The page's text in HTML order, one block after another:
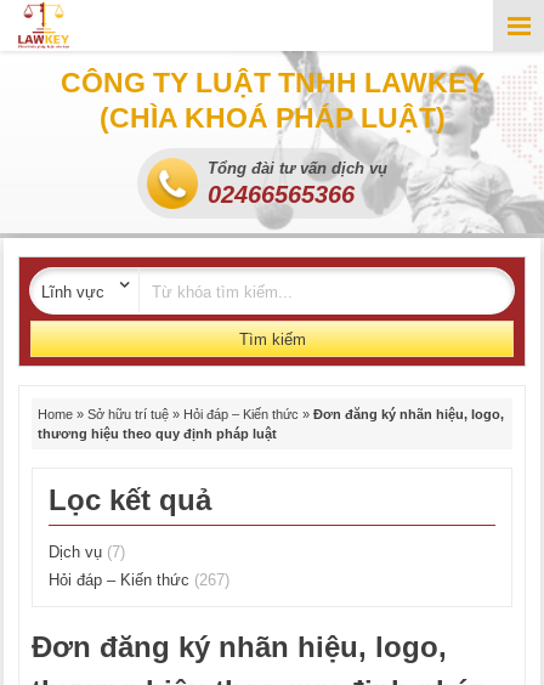
CÔNG TY LUẬT TNHH LAWKEY
(CHÌA KHOÁ PHÁP LUẬT)
Tổng đài tư vấn dịch vụ
02466565366
Tìm kiếm
Home » Sở hữu trí tuệ » Hỏi đáp – Kiến thức » Đơn đăng ký nhãn hiệu, logo,
thương hiệu theo quy định pháp luật
Lọc kết quả
Dịch vụ (7)
Hỏi đáp – Kiến thức (267)
Đơn đăng ký nhãn hiệu, logo,